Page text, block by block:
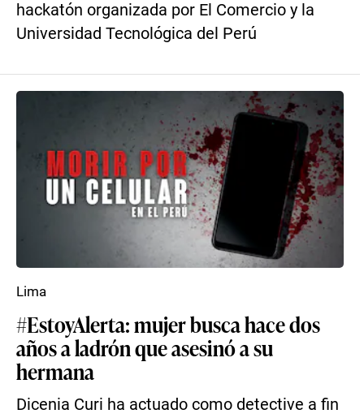
hackatón organizada por El Comercio y la
Universidad Tecnológica del Perú
#EstoyAlerta: mujer busca hace dos
años a ladrón que asesinó a su
hermana
Dicenia Curi ha actuado como detective a fin
Lima